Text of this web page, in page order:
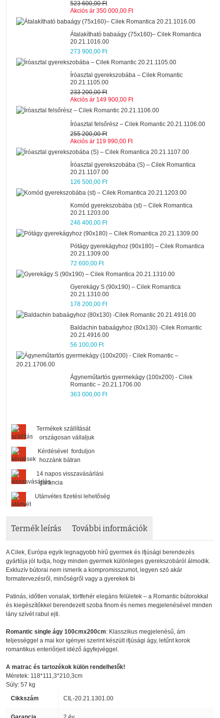
523 600,00 Ft
Akciós ár 350 000,00 Ft
Átalakítható babaágy (75x160)– Cilek Romantica
20.21.1016.00
273 900,00 Ft
Íróasztal gyerekszobába – Cilek Romantic
20.21.1105.00
233 200,00 Ft
Akciós ár 149 900,00 Ft
Íróasztal felsőrész – Cilek Romantic 20.21.1106.00
255 200,00 Ft
Akciós ár 119 990,00 Ft
Íróasztal gyerekszobába (S) – Cilek Romantica
20.21.1107.00
126 500,00 Ft
Komód gyerekszobába (st) – Cilek Romantica
20.21.1203.00
246 400,00 Ft
Pótágy gyerekágyhoz (90x180) – Cilek Romantica
20.21.1309.00
72 600,00 Ft
Gyerekágy S (90x190) – Cilek Romantica
20.21.1310.00
178 200,00 Ft
Baldachin babaágyhoz (80x130) -Cilek Romantic
20.21.4916.00
56 100,00 Ft
Ágyneműtartós gyermekágy (100x200) - Cilek
Romantic – 20.21.1706.00
363 000,00 Ft
Termékek szállítását
országosan vállaljuk
Kérdésével forduljon
hozzánk bátran
14 napos visszavásárlási
garancia
Utánvétes fizetési lehetőség
Termék leírás További információk
A Cilek, Európa egyik legnagyobb hírű gyermek és ifjúsági berendezés
gyártója jól tudja, hogy minden gyermek különleges gyerekszobáról álmodik.
Exkluzív bútorai nem ismerik a kompromisszumot, legyen szó akár
formatervezésről, minőségről vagy a gyerekek bi
Patinás, időtlen vonalak, törtfehér elegáns felületek – a Romantic bútorokkal
és kiegészítőkkel berendezett szoba finom és nemes megjelenésével minden
lány szívét rabul ejti.
Romantic single ágy 100cmx200cm: Klasszikus megjelenésű, ám
teljességgel a mai kor igényei szerint készült ifjúsági ágy, letűnt korok
romantikus enteriőrjeit idéző ágyfejvéggel.
A matrac és tartozékok külön rendelhetők!
Méretek: 118*111,3*210,3cm
Súly: 57 kg
Cikkszám
CIL-20.21.1301.00